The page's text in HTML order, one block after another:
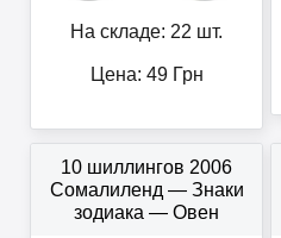
На складе: 22 шт.
Цена: 49Грн
10 шиллингов 2006
Сомалиленд — Знаки
зодиака — Овен